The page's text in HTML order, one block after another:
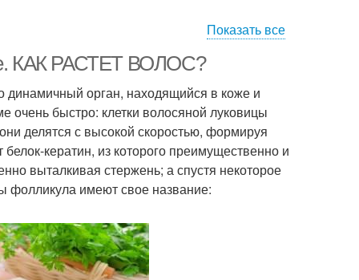
Показать все
КАК РАСТЕТ ВОЛОС?
орган, находящийся в коже и
очень быстро: клетки волосяной луковицы
делятся с высокой скоростью, формируя
кератин, из которого преимущественно и
выталкивая стержень; а спустя некоторое
фолликула имеют свое название: